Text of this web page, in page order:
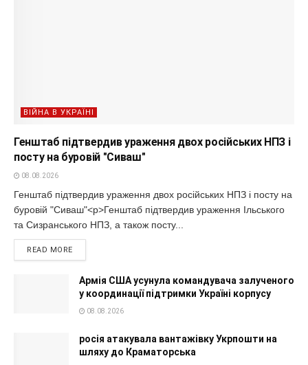
ВІЙНА В УКРАЇНІ
Генштаб підтвердив ураження двох російських НПЗ і
посту на буровій "Сиваш"
08.08.2026
Генштаб підтвердив ураження двох російських НПЗ і посту на
буровій "Сиваш"<p>Генштаб підтвердив ураження Ільського
та Сизранського НПЗ, а також посту...
READ MORE
Армія США усунула командувача залученого
у координації підтримки Україні корпусу
08.08.2026
росія атакувала вантажівку Укрпошти на
шляху до Краматорська